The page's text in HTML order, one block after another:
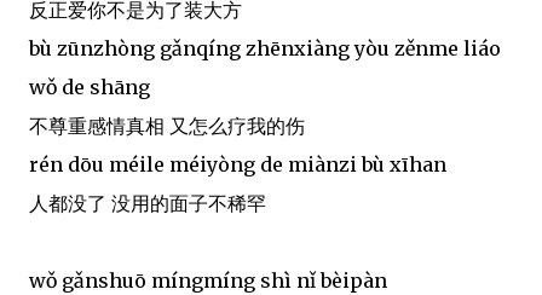
反正爱你不是为了装大方
bù zūnzhòng gǎnqíng zhēnxiàng yòu zěnme liáo
wǒ de shāng
不尊重感情真相 又怎么疗我的伤
rén dōu méile méiyòng de miànzi bù xīhan
人都没了 没用的面子不稀罕
wǒ gǎnshuō míngmíng shì nǐ bèipàn